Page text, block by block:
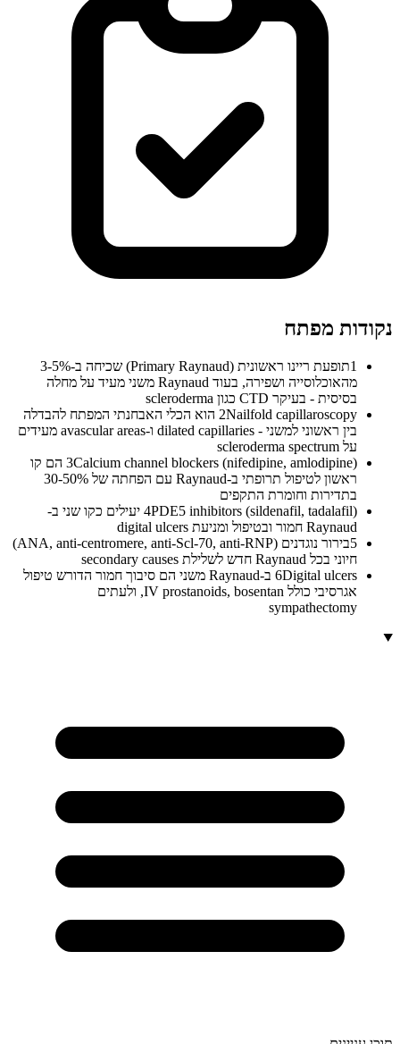
נקודות מפתח
1
תופעת ריינו ראשונית (Primary Raynaud) שכיחה ב-3-5%
מהאוכלוסייה ושפירה, בעוד Raynaud משני מעיד על מחלה
בסיסית - בעיקר CTD כגון scleroderma
2 Nailfold capillaroscopy הוא הכלי האבחנתי המפתח להבדלה
בין ראשוני למשני - dilated capillaries ו-avascular areas מעידים
על scleroderma spectrum
3 Calcium channel blockers (nifedipine, amlodipine) הם קו
ראשון לטיפול תרופתי ב-Raynaud עם הפחתה של 30-50%
בתדירות וחומרת התקפים
4 PDE5 inhibitors (sildenafil, tadalafil) יעילים כקו שני ב-
Raynaud חמור ובטיפול ומניעת digital ulcers
5
בירור נוגדנים (ANA, anti-centromere, anti-Scl-70, anti-RNP)
חיוני בכל Raynaud חדש לשלילת secondary causes
6
Digital ulcers ב-Raynaud משני הם סיבוך חמור הדורש טיפול
אגרסיבי כולל IV prostanoids, bosentan, ולעתים
sympathectomy